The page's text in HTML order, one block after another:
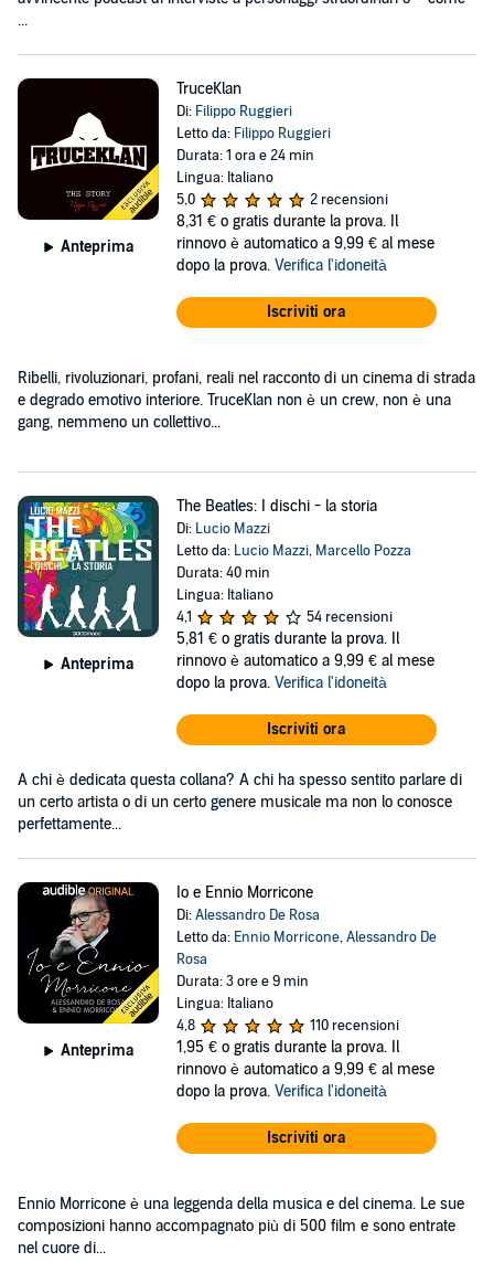
...
Anteprima
TruceKlan
Di: Filippo Ruggieri
Letto da: Filippo Ruggieri
Durata: 1 ora e 24 min
Lingua: Italiano
5,0
2 recensioni
8,31 € o gratis durante la prova. Il
rinnovo è automatico a 9,99 € al mese
dopo la prova. Verifica l'idoneità
Iscriviti ora
Ribelli, rivoluzionari, profani, reali nel racconto di un cinema di strada
e degrado emotivo interiore. TruceKlan non è un crew, non è una
gang, nemmeno un collettivo...
Anteprima
The Beatles: I dischi - la storia
Di: Lucio Mazzi
Letto da: Lucio Mazzi, Marcello Pozza
Durata: 40 min
Lingua: Italiano
4,1
54 recensioni
5,81 € o gratis durante la prova. Il
rinnovo è automatico a 9,99 € al mese
dopo la prova. Verifica l'idoneità
Iscriviti ora
A chi è dedicata questa collana? A chi ha spesso sentito parlare di
un certo artista o di un certo genere musicale ma non lo conosce
perfettamente...
Anteprima
Io e Ennio Morricone
Di:Alessandro De Rosa
Letto da: Ennio Morricone,Alessandro De
Rosa
Durata: 3 ore e 9 min
Lingua: Italiano
4,8
110 recensioni
1,95 € o gratis durante la prova. Il
rinnovo è automatico a 9,99 € al mese
dopo la prova. Verifica l'idoneità
Iscriviti ora
Ennio Morricone è una leggenda della musica e del cinema. Le sue
composizioni hanno accompagnato più di 500 film e sono entrate
nel cuore di...